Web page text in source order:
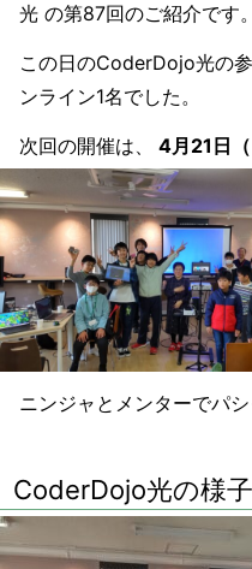
光 の第87回のご紹介です。
この日のCoderDojo光の
ンライン1名でした。
次回の開催は、 4月21日（
ニンジャとメンターでパシ
CoderDojo光の様子